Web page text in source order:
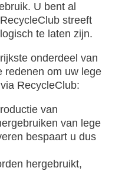
U bent al
streeft
te laten zijn.
onderdeel van
redenen om uw lege
RecycleClub:
van
van lege
bespaart u dus
hergebruikt,